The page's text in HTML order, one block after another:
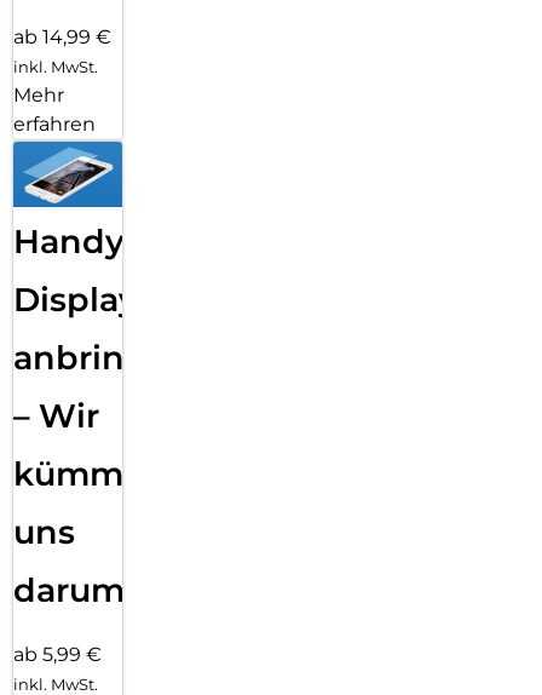
ab 14,99 €
inkl. MwSt.
Mehr
erfahren
Handy
Displayfolie
anbringen
– Wir
kümmern
uns
darum!
ab 5,99 €
inkl. MwSt.